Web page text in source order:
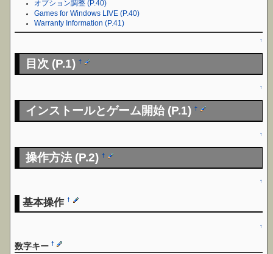
オプション調整 (P.40)
Games for Windows LIVE (P.40)
Warranty Information (P.41)
↑
目次 (P.1)†
↑
インストールとゲーム開始 (P.1)†
↑
操作方法 (P.2)†
↑
基本操作†
↑
数字キー†